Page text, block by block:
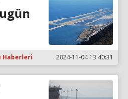
Haberleri 2024-11-04 13:40:31